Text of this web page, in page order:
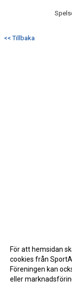
<< Tillbaka
För att hemsidan
cookies från
Föreningen kan
eller